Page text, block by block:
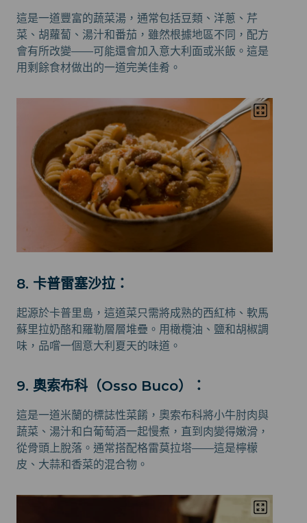
這是一道豐富的蔬菜湯，通常包括豆類、洋蔥、芹
菜、胡蘿蔔、湯汁和番茄，雖然根據地區不同，配方
會有所改變——可能還會加入意大利面或米飯。這是
用剩餘食材做出的一道完美佳肴。
8. 卡普雷塞沙拉：
起源於卡普里島，這道菜只需將成熟的西紅柿、軟馬
蘇里拉奶酪和羅勒層層堆疊。用橄欖油、鹽和胡椒調
味，品嚐一個意大利夏天的味道。
9. 奧索布科（Osso Buco）：
這是一道米蘭的標誌性菜餚，奧索布科將小牛肘肉與
蔬菜、湯汁和白葡萄酒一起慢煮，直到肉變得嫩滑，
從骨頭上脫落。通常搭配格雷莫拉塔——這是檸檬
皮、大蒜和香菜的混合物。